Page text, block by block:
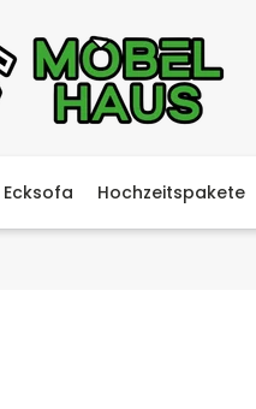
Ecksofa Hochzeitspakete